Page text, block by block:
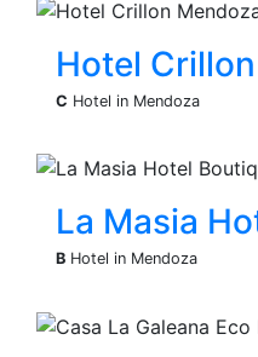
Hotel
C Hotel in Mendoza
La Masia
B Hotel in Mendoza